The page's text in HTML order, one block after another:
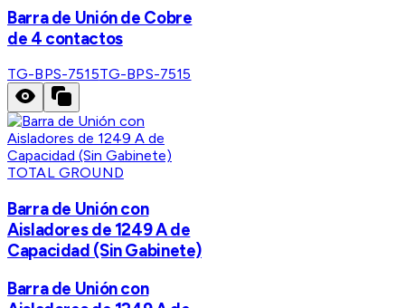
Barra de Unión de Cobre
de 4 contactos
TG-BPS-7515TG-BPS-7515
TOTAL GROUND
Barra de Unión con
Aisladores de 1249 A de
Capacidad (Sin Gabinete)
Barra de Unión con